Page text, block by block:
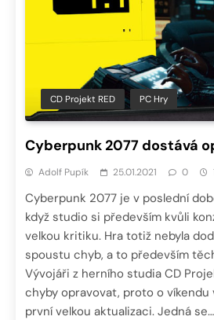
CD Projekt RED PC Hry
Cyberpunk 2077 dostává
Adolf Pupík 25.01.2021 0
Cyberpunk 2077 je v poslední
když studio si především kvůli
velkou kritiku. Hra totiž nebyla
spoustu chyb, a to především
Vývojáři z herního studia CD
chyby opravovat, proto o
první velkou aktualizaci. Jedná se…